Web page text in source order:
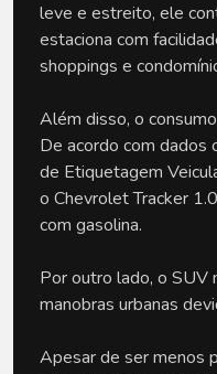
leve e estreito, ele
estaciona com
shoppings e
Além disso, o
De acordo com dados
de Etiquetagem
o Chevrolet Tracker
com gasolina.
Por outro lado, o SUV
manobras urbanas
Apesar de ser menos